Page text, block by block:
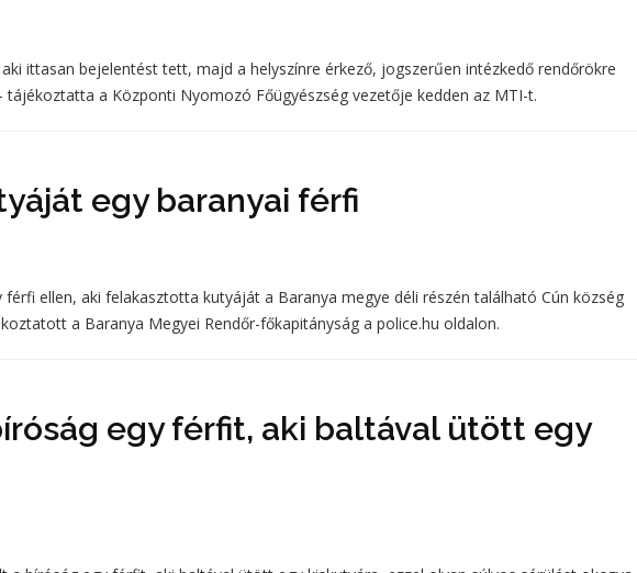
ittasan bejelentést tett, majd a helyszínre érkező, jogszerűen intézkedő rendőrökre
a Központi Nyomozó Főügyészség vezetője kedden az MTI-t.
egy baranyai férfi
ellen, aki felakasztotta kutyáját a Baranya megye déli részén található Cún község
a Baranya Megyei Rendőr-főkapitányság a police.hu oldalon.
egy férfit, aki baltával ütött egy